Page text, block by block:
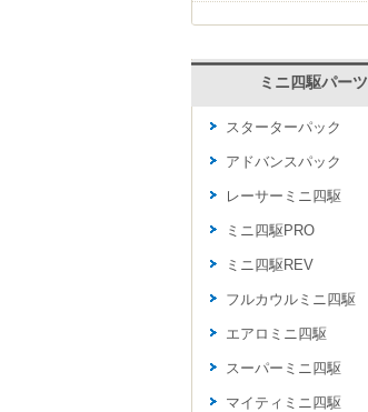
ミニ四駆パーツ
スターターパック
アドバンスパック
レーサーミニ四駆
ミニ四駆PRO
ミニ四駆REV
フルカウルミニ四駆
エアロミニ四駆
スーパーミニ四駆
マイティミニ四駆